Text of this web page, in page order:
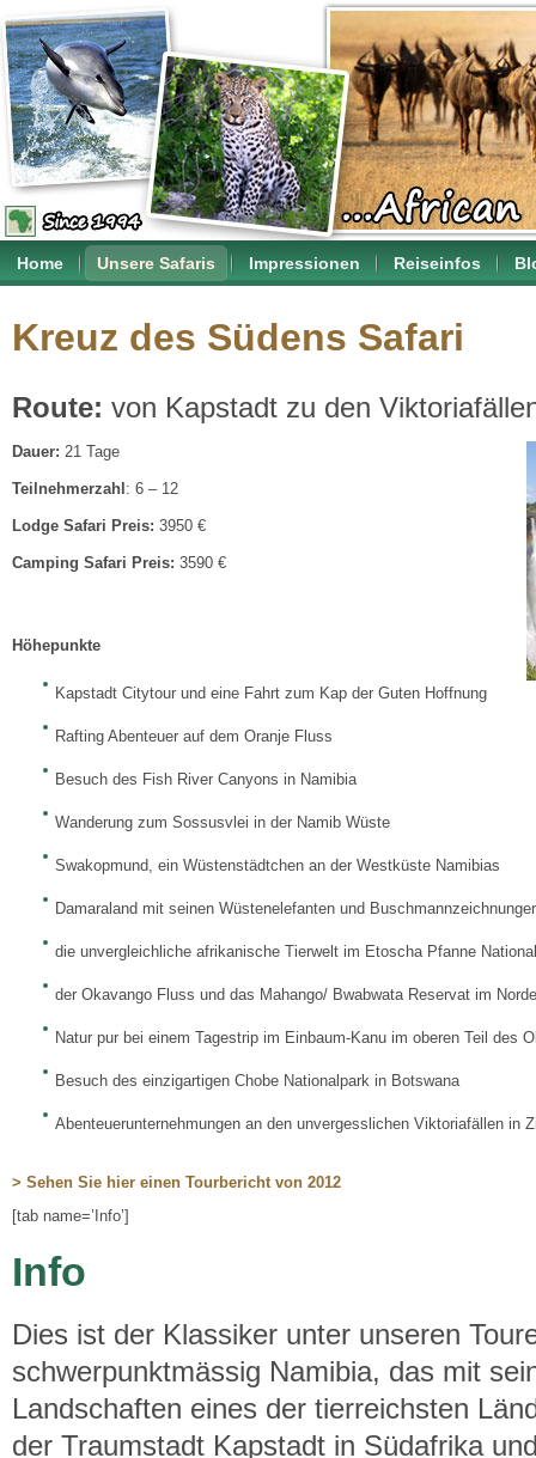
Home Unsere Safaris Impressionen Reiseinfos
Kreuz des Südens Safari
Route: von Kapstadt zu den
Dauer: 21 Tage
Teilnehmerzahl : 6 – 12
Lodge Safari Preis: 3950 €
Camping Safari Preis: 3590 €
Höhepunkte
Kapstadt Citytour und eine Fahrt zum Kap der Guten Hoffnung
Rafting Abenteuer auf dem Oranje Fluss
Besuch des Fish River Canyons in Namibia
Wanderung zum Sossusvlei in der Namib Wüste
Swakopmund, ein Wüstenstädtchen an der Westküste Namibias
Damaraland mit seinen Wüstenelefanten und
die unvergleichliche afrikanische Tierwelt im Etoscha Pfanne
der Okavango Fluss und das Mahango/ Bwabwata Reservat im
Natur pur bei einem Tagestrip im Einbaum-Kanu im oberen Teil des
Besuch des einzigartigen Chobe Nationalpark in Botswana
Abenteuerunternehmungen an den unvergesslichen Viktoriafällen in
> Sehen Sie hier einen Tourbericht von 2012
[tab name=’Info’]
Info
Dies ist der Klassiker unter unseren
schwerpunktmässig Namibia, das mit
Landschaften eines der tierreichsten
der Traumstadt Kapstadt in Südafrika